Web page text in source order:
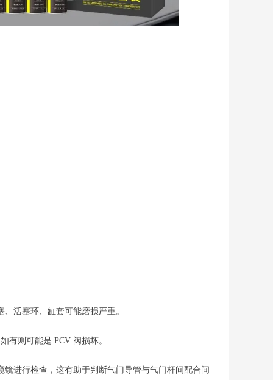
活塞环、缸套可能磨损严重。
有则可能是 PCV 阀损坏。
进行检查，这有助于判断气门导管与气门杆间配合间